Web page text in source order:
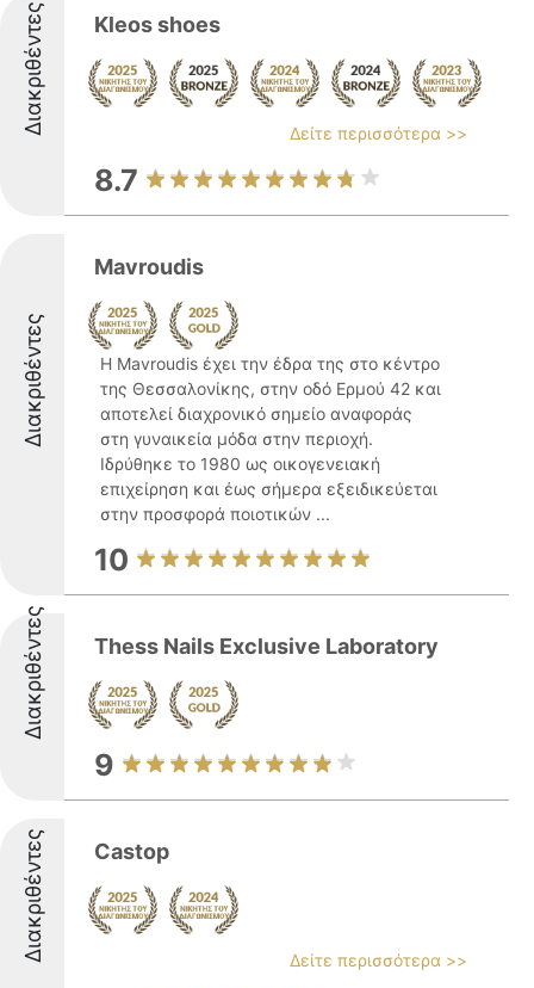
Διακριθέντες Kleos shoes
Δείτε περισσότερα >>
8.7
Διακριθέντες
Mavroudis
Η Mavroudis έχει την έδρα της στο κέντρο
της Θεσσαλονίκης, στην οδό Ερμού 42 και
αποτελεί διαχρονικό σημείο αναφοράς
στη γυναικεία μόδα στην περιοχή.
Ιδρύθηκε το 1980 ως οικογενειακή
επιχείρηση και έως σήμερα εξειδικεύεται
στην προσφορά ποιοτικών ...
10
Διακριθέντες Thess Nails Exclusive Laboratory
9
Διακριθέντες Castop
Δείτε περισσότερα >>